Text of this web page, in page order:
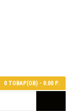
0 ТОВАР(ОВ) - 0.00 Р.